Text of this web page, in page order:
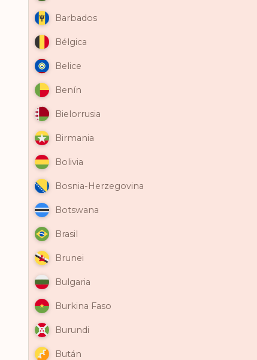
Barbados
Bélgica
Belice
Benín
Bielorrusia
Birmania
Bolivia
Bosnia-Herzegovina
Botswana
Brasil
Brunei
Bulgaria
Burkina Faso
Burundi
Bután